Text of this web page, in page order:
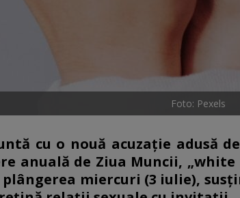
Foto: Pexels
cu o nouă acuzație adusă
anuală de Ziua Muncii,
plângerea miercuri (3 iulie),